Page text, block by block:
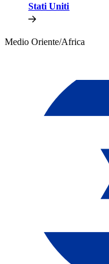
Stati Uniti​​
Medio Oriente/Africa​​